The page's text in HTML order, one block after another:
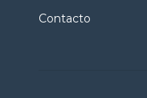
Contacto